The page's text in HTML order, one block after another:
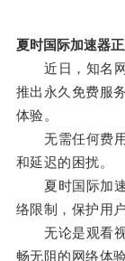
夏时国际加速器
近日，知名网
推出永久免费服
体验。
无需任何费用
和延迟的困扰。
夏时国际加速
络限制，保护用
无论是观看视
畅无阻的网络体验